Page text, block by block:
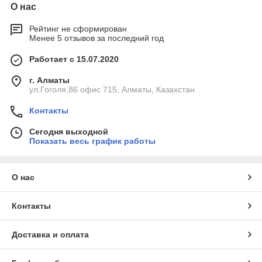
О нас
Рейтинг не сформирован
Менее 5 отзывов за последний год
Работает с 15.07.2020
г. Алматы
ул.Гоголя,86 офис 715, Алматы, Казахстан
Контакты
Сегодня выходной
Показать весь график работы
О нас
Контакты
Доставка и оплата